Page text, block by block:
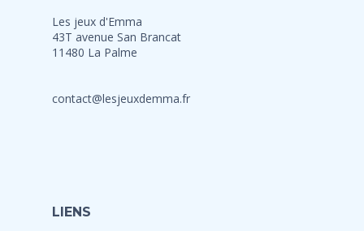
Les jeux d'Emma
43T avenue San Brancat
11480 La Palme
contact@lesjeuxdemma.fr
LIENS